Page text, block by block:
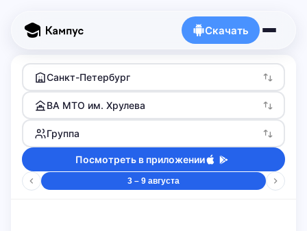
Скачать
Санкт-Петербург
ВА МТО им. Хрулева
Группа
Посмотреть в приложении
3 – 9 августа